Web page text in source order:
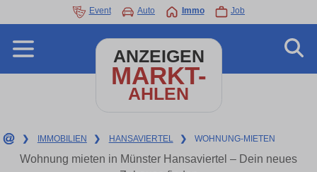
Event Auto Immo Job
ANZEIGEN
MARKT-
AHLEN
❯ IMMOBILIEN ❯ HANSAVIERTEL ❯ WOHNUNG-MIETEN
Wohnung mieten in Münster Hansaviertel – Dein neues